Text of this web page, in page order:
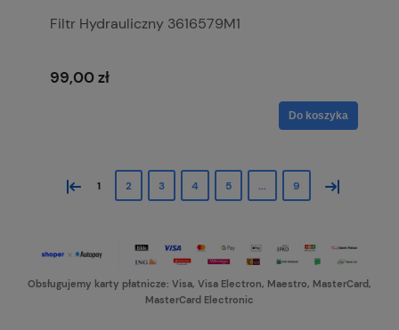
Filtr Hydrauliczny 3616579M1
99,00 zł
Do koszyka
« 1 2 3 4 5 ... 9 »
Obsługujemy karty płatnicze: Visa, Visa Electron, Maestro, MasterCard,
MasterCard Electronic